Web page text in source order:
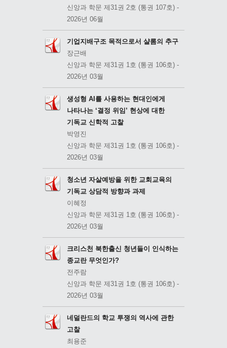
신앙과 학문 제31권 2호 (통권 107호) -
2026년 06월
기업지배구조 목적으로서 샬롬의 추구
장근배
신앙과 학문 제31권 1호 (통권 106호) -
2026년 03월
생성형 AI를 사용하는 현대인에게
나타나는 ‘결정 위임’ 현상에 대한
기독교 신학적 고찰
박영진
신앙과 학문 제31권 1호 (통권 106호) -
2026년 03월
청소년 자살예방을 위한 교회교육의
기독교 상담적 방향과 과제
이혜정
신앙과 학문 제31권 1호 (통권 106호) -
2026년 03월
크리스천 북한출신 청년들이 인식하는
종교란 무엇인가?
전주람
신앙과 학문 제31권 1호 (통권 106호) -
2026년 03월
네덜란드의 학교 투쟁의 역사에 관한
고찰
최용준